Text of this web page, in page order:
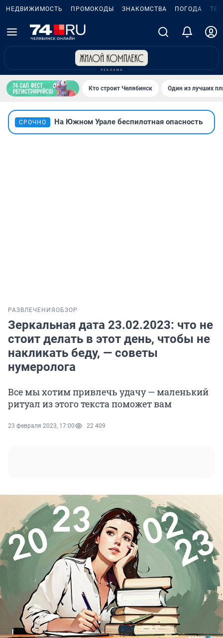
НЕДВИЖИМОСТЬ ПРОМОКОДЫ ЗНАКОМСТВА ПОГОДА
Кто строит Челябинск Один из лучших
СРОЧНО На Южном Урале беспилотная опасность
РАЗВЛЕЧЕНИЯ ОБЗОР
Зеркальная дата 23.02.2023: что не
стоит делать в этот день, чтобы не
накликать беду, — советы
нумеролога
Все мы хотим привлечь удачу — маленький
ритуал из этого текста поможет вам
23 февраля 2023, 17:00 22 409